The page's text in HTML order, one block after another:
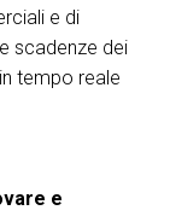
e di
scadenze dei
tempo reale
e